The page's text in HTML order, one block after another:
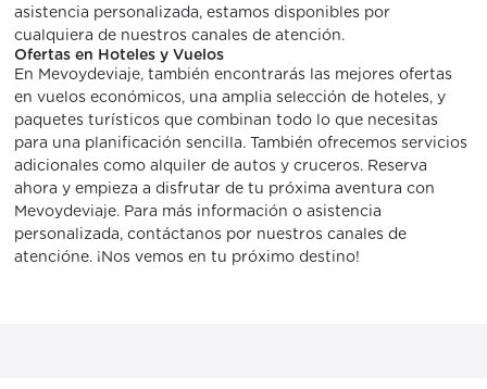
asistencia personalizada, estamos disponibles por
cualquiera de nuestros canales de atención.
Ofertas en Hoteles y Vuelos
En Mevoydeviaje, también encontrarás las mejores ofertas
en vuelos económicos, una amplia selección de hoteles, y
paquetes turísticos que combinan todo lo que necesitas
para una planificación sencilla. También ofrecemos servicios
adicionales como alquiler de autos y cruceros. Reserva
ahora y empieza a disfrutar de tu próxima aventura con
Mevoydeviaje. Para más información o asistencia
personalizada, contáctanos por nuestros canales de
atencióne. ¡Nos vemos en tu próximo destino!